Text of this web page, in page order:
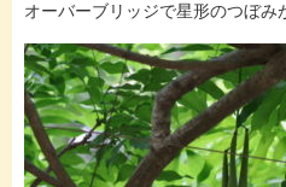
オーバーブリッジで星形のつぼみ